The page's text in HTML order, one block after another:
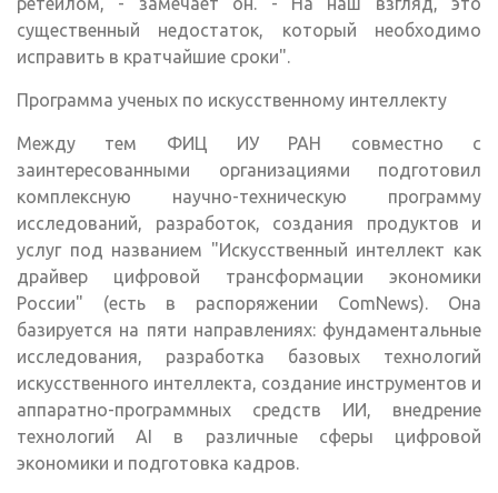
существенный недостаток, который необходимо
исправить в кратчайшие сроки".
Программа ученых по искусственному интеллекту
Между тем ФИЦ ИУ РАН совместно с
заинтересованными организациями подготовил
комплексную научно-техническую программу
исследований, разработок, создания продуктов и
услуг под названием "Искусственный интеллект как
драйвер цифровой трансформации экономики
России" (есть в распоряжении ComNews). Она
базируется на пяти направлениях: фундаментальные
исследования, разработка базовых технологий
искусственного интеллекта, создание инструментов и
аппаратно-программных средств ИИ, внедрение
технологий AI в различные сферы цифровой
экономики и подготовка кадров.